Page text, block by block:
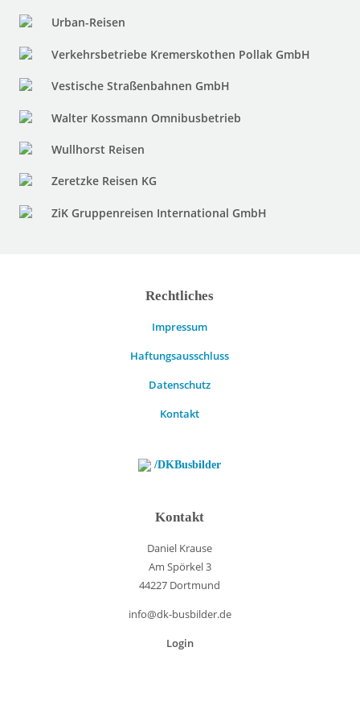
Urban-Reisen
Verkehrsbetriebe Kremerskothen Pollak GmbH
Vestische Straßenbahnen GmbH
Walter Kossmann Omnibusbetrieb
Wullhorst Reisen
Zeretzke Reisen KG
ZiK Gruppenreisen International GmbH
Rechtliches
Impressum
Haftungsausschluss
Datenschutz
Kontakt
/DKBusbilder
Kontakt
Daniel Krause
Am Spörkel 3
44227 Dortmund
info@dk-busbilder.de
Login